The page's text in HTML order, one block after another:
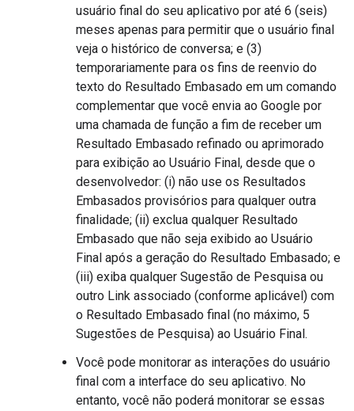
usuário final do seu aplicativo por até 6 (seis)
meses apenas para permitir que o usuário final
veja o histórico de conversa; e (3)
temporariamente para os fins de reenvio do
texto do Resultado Embasado em um comando
complementar que você envia ao Google por
uma chamada de função a fim de receber um
Resultado Embasado refinado ou aprimorado
para exibição ao Usuário Final, desde que o
desenvolvedor: (i) não use os Resultados
Embasados provisórios para qualquer outra
finalidade; (ii) exclua qualquer Resultado
Embasado que não seja exibido ao Usuário
Final após a geração do Resultado Embasado; e
(iii) exiba qualquer Sugestão de Pesquisa ou
outro Link associado (conforme aplicável) com
o Resultado Embasado final (no máximo, 5
Sugestões de Pesquisa) ao Usuário Final.
Você pode monitorar as interações do usuário
final com a interface do seu aplicativo. No
entanto, você não poderá monitorar se essas